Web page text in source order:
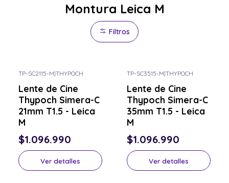
Montura Leica M
Filtros
TP-SC2115-M|THYPOCH
Lente de Cine
Thypoch Simera-C
21mm T1.5 - Leica
M
$1.096.990
Ver detalles
TP-SC3515-M|THYPOCH
Lente de Cine
Thypoch Simera-C
35mm T1.5 - Leica
M
$1.096.990
Ver detalles